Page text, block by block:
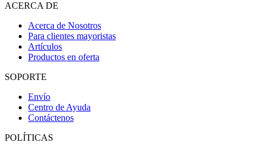
ACERCA DE
Acerca de Nosotros
Para clientes mayoristas
Artículos
Productos en oferta
SOPORTE
Envío
Centro de Ayuda
Contáctenos
POLÍTICAS